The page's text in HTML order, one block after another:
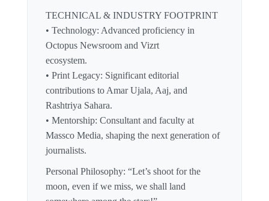
TECHNICAL & INDUSTRY FOOTPRINT
• Technology: Advanced proficiency in
Octopus Newsroom and Vizrt
ecosystem.
• Print Legacy: Significant editorial
contributions to Amar Ujala, Aaj, and
Rashtriya Sahara.
• Mentorship: Consultant and faculty at
Massco Media, shaping the next generation of
journalists.
Personal Philosophy: “Let’s shoot for the
moon, even if we miss, we shall land